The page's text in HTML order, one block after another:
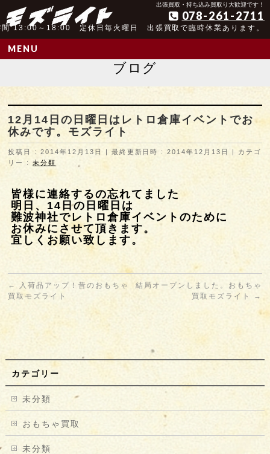
アンティーク玩具取扱歴25年以上の実績 出張買取・持ち込み買取り大歓迎です！
078-261-2711
間 13:00～18:00 定休日毎火曜日 出張買取で臨時休業あります。
MENU
ブログ
12月14日の日曜日はレトロ倉庫イベントでお
休みです。モズライト
投稿日 : 2014年12月13日 最終更新日時 : 2014年12月13日
カテゴ
リー :未分類
皆様に連絡するの忘れてました
明日、14日の日曜日は
難波神社でレトロ倉庫イベントのために
お休みにさせて頂きます。
宜しくお願い致します。
←
入荷品アップ！昔のおもちゃ
買取モズライト
結局オープンしました。おもちゃ
買取モズライト
→
カテゴリー
未分類
おもちゃ買取
未分類